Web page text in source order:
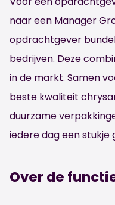
naar een Manager
opdrachtgever
bedrijven. Deze
in de markt. Samen
beste kwaliteit
duurzame
iedere dag een stukje
Over de